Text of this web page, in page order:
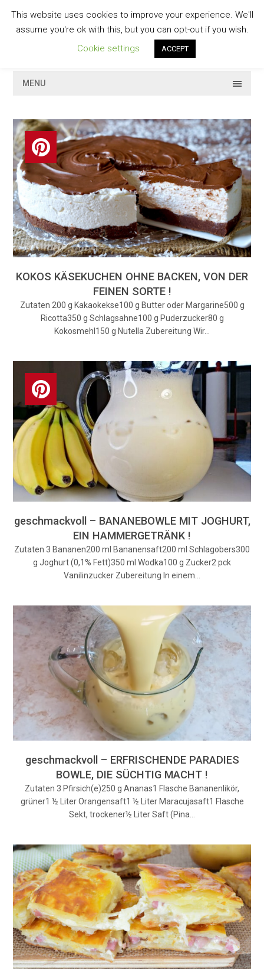
contentGESCHMACKVOLL
MENU
KOKOS KÄSEKUCHEN OHNE BACKEN, VON DER
FEINEN SORTE !
Zutaten 200 g Kakaokekse100 g Butter oder Margarine500 g
Ricotta350 g Schlagsahne100 g Puderzucker80 g
Kokosmehl150 g Nutella Zubereitung Wir…
geschmackvoll – BANANEBOWLE MIT JOGHURT,
EIN HAMMERGETRÄNK !
Zutaten 3 Bananen200 ml Bananensaft200 ml Schlagobers300
g Joghurt (0,1% Fett)350 ml Wodka100 g Zucker2 pck
Vanilinzucker Zubereitung In einem…
geschmackvoll – ERFRISCHENDE PARADIES
BOWLE, DIE SÜCHTIG MACHT !
Zutaten 3 Pfirsich(e)250 g Ananas1 Flasche Bananenlikör,
grüner1 ½ Liter Orangensaft1 ½ Liter Maracujasaft1 Flasche
Sekt, trockener½ Liter Saft (Pina…
This website uses cookies to improve your experience. We'll
assume you're ok with this, but you can opt-out if you wish.
Cookie settings
ACCEPT